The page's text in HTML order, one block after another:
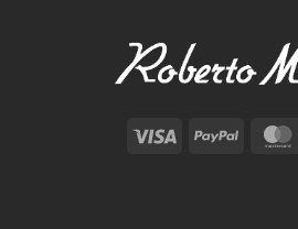
Visa PayPal